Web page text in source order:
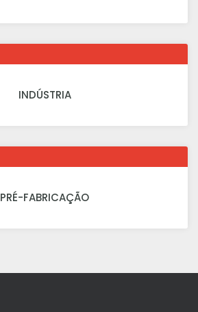
INDÚSTRIA
PRÉ-FABRICAÇÃO